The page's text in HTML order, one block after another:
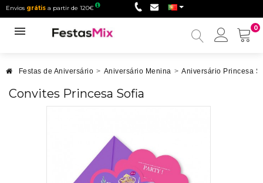
Envios grátis a partir de 120€
0
Minha
Festas de Aniversário > Aniversário Menina > Aniversário Princesa
Convites Princesa Sofia